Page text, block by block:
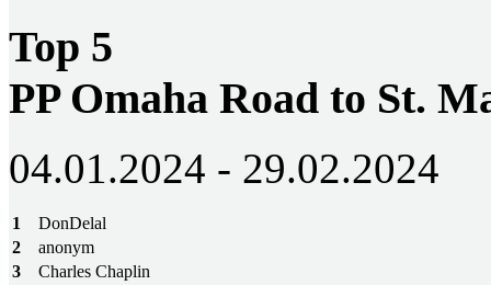
Top 5
PP Omaha Road to St.
04.01.2024 - 29.02.2024
1
DonDelal
2
anonym
3
Charles Chaplin